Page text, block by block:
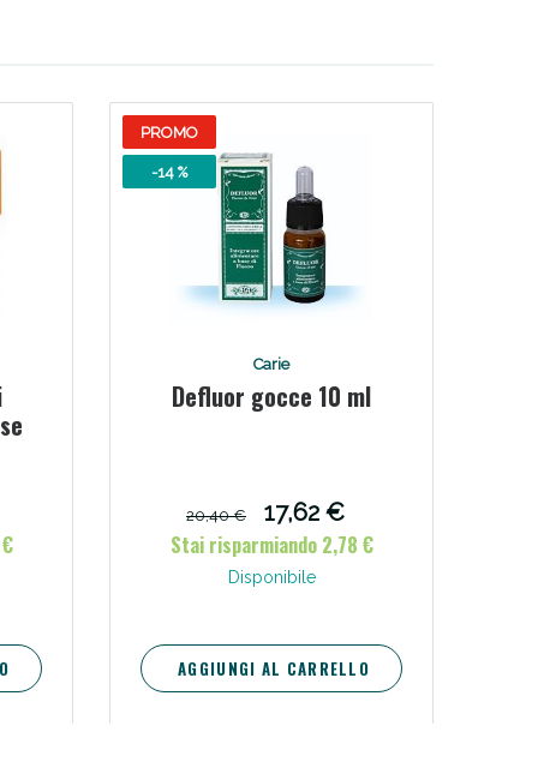
PROMO
-14 %
Carie
Defluor gocce 10 ml
20,40 €
17,62 €
Stai risparmiando 2,78 €
Disponibile
AGGIUNGI AL CARRELLO